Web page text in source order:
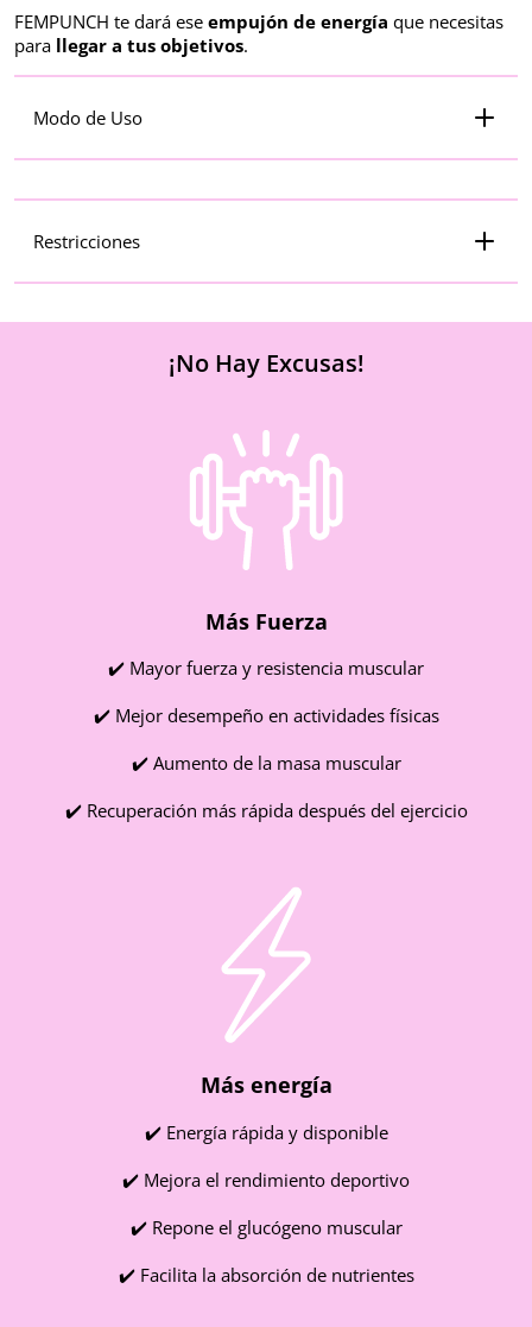
FEMPUNCH te dará ese empujón de energía que necesitas
para llegar a tus objetivos.
Modo de Uso
Restricciones
¡No Hay Excusas!
Más Fuerza
✔️ Mayor fuerza y resistencia muscular
✔️ Mejor desempeño en actividades físicas
✔️ Aumento de la masa muscular
✔️ Recuperación más rápida después del ejercicio
Más energía
✔️ Energía rápida y disponible
✔️ Mejora el rendimiento deportivo
✔️ Repone el glucógeno muscular
✔️ Facilita la absorción de nutrientes